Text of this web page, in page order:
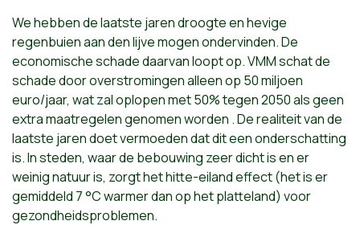
We hebben de laatste jaren droogte en hevige
regenbuien aan den lijve mogen ondervinden. De
economische schade daarvan loopt op. VMM schat de
schade door overstromingen alleen op 50 miljoen
euro/jaar, wat zal oplopen met 50% tegen 2050 als geen
extra maatregelen genomen worden . De realiteit van de
laatste jaren doet vermoeden dat dit een onderschatting
is. In steden, waar de bebouwing zeer dicht is en er
weinig natuur is, zorgt het hitte-eiland effect (het is er
gemiddeld 7 °C warmer dan op het platteland) voor
gezondheidsproblemen.